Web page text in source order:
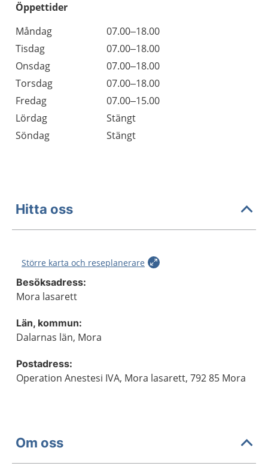
Öppettider
Dag
Öppettider
Kommentarer
Måndag
07.00–18.00
Tisdag
07.00–18.00
Onsdag
07.00–18.00
Torsdag
07.00–18.00
Fredag
07.00–15.00
Lördag
Stängt
Söndag
Stängt
Hitta oss
Större karta och reseplanerare
Besöksadress:
Mora lasarett
Län, kommun:
Dalarnas län, Mora
Postadress:
Operation Anestesi IVA, Mora lasarett, 792 85 Mora
Om oss